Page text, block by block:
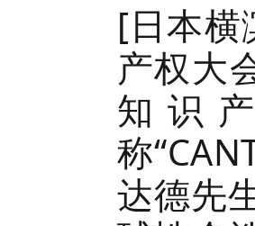
[日本横
产权大
知识
称
达德先